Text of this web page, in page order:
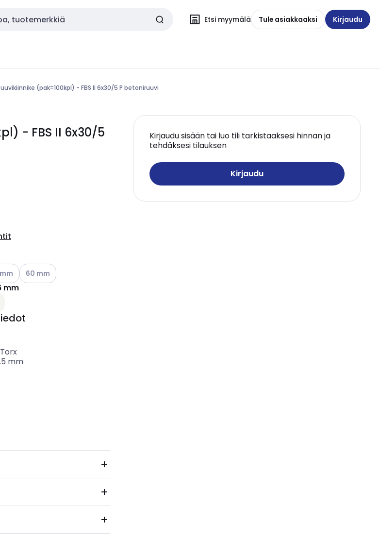
Etsi myymälä Tule asiakkaaksi Kirjaudu
(pak=100kpl) - FBS II 6x30/5 P betoniruuvi
- FBS II 6x30/5
Kirjaudu sisään tai luo tili tarkistaaksesi hinnan ja
tehdäksesi tilauksen
Kirjaudu
käytettävissä olevat vaihtoehdot
Katso käytettävissä olevat vaihtoehdot
60 mm
mm
olevat vaihtoehdot
Torx
mm